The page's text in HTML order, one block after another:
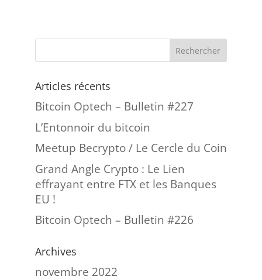
Articles récents
Bitcoin Optech – Bulletin #227
L’Entonnoir du bitcoin
Meetup Becrypto / Le Cercle du Coin
Grand Angle Crypto : Le Lien
effrayant entre FTX et les Banques
EU !
Bitcoin Optech – Bulletin #226
Archives
novembre 2022